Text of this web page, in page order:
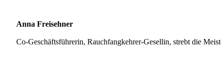
Anna Freisehner
Co-Geschäftsführerin, Rauchfangkehrer-Gesellin, strebt die